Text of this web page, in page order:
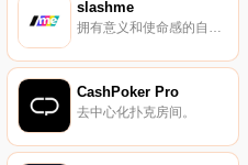
slashme
拥有意义和使命感的自我管理平台。
CashPoker Pro
去中心化扑克房间。